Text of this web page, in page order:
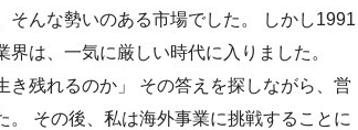
んな勢いのある市場でした。 しかし1991
は、一気に厳しい時代に入りました。
き残れるのか」 その答えを探しながら、営
その後、私は海外事業に挑戦することに